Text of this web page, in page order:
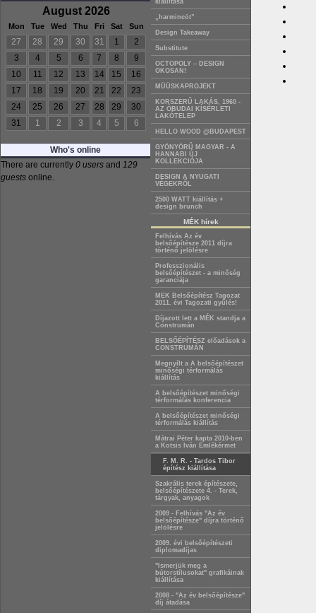
August 2026
Mon Tue Wed Thu Fri Sat Sun
27 28 29 30 31 1
2
3
4 5 6 7 8
9
10
11 12 13 14 15
16
17
18 19 20 21 22
23
24
25 26 27 28 29
30
31
1 2 3 4 5 6
Who's online
There are currently 0 users and 129
guests online.
kiállítása
„harmincöt”
Design Takeaway
Substitute
OCTOPOLY – DESIGN
OKOSAN!
MÜÜSKAPROJEKT
KORSZERŰ LAKÁS, 1960 -
AZ ÓBUDAI KÍSÉRLETI
LAKÓTELEP
HELLO WOOD @BUDAPEST
GYÖNYÖRŰ MAGYAR - A
HANNABI ÚJ
KOLLEKCIÓJA
DESIGN A NYUGATI
VÉGEKRŐL
2500 WATT kiállítás +
design brunch
MÉK hírek
Felhívás Az év
belsőépítésze 2011 díjra
történő jelölésre
Professzionális
belsőépítészet - a minőség
garanciája
MEK Belsőépítész Tagozat
2011. évi Tagozati gyűlés!
Díjazott lett a MÉK standja a
Construmán
BELSŐÉPÍTÉSZ előadások a
CONSTRUMÁN
Megnyílt a A belsőépítészet
minőségi térformálás
kiállítás
A belsőépítészet minőségi
térformálás konferencia
A belsőépítészet minőségi
térformálás kiállítás
Mátrai Péter kapta 2010-ben
a Kotsis Iván Emlékérmet
F. M. R. - Tardos Tibor
építész kiállítása
Szakrális terek építészete,
belsőépítészete 4. - Terek,
tárgyak, anyagok
2009 - Felhívás "Az év
belsőépítésze" díjra történő
jelölésre
2009. évi belsőépítészeti
diplomadíjas
"Ismerjük meg a
bútorstílusokat" grafikáinak
kiállítása
2008 - "Az év belsőépítésze"
díj átadása